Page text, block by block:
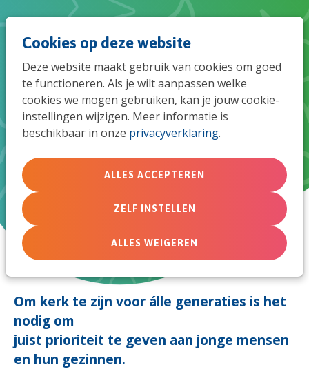
Cookies op deze website
Deze website maakt gebruik van cookies om goed
te functioneren. Als je wilt aanpassen welke
cookies we mogen gebruiken, kan je jouw cookie-
instellingen wijzigen. Meer informatie is
beschikbaar in onze privacyverklaring.
ALLES ACCEPTEREN
ZELF INSTELLEN
ALLES WEIGEREN
naar
de
ideaz laat je kennismaken met kernwaarde
Prioriteit geven aan jonge generaties
Om kerk te zijn voor álle generaties is het
nodig om
juist prioriteit te geven aan jonge mensen
en hun gezinnen.